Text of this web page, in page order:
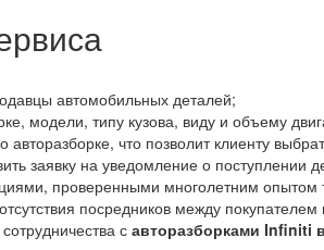
автомобильных деталей;
модели, типу кузова, виду и объему
что позволит клиенту
заявку на уведомление о поступлении
проверенными многолетним опытом
посредников между
савторазборками Infiniti